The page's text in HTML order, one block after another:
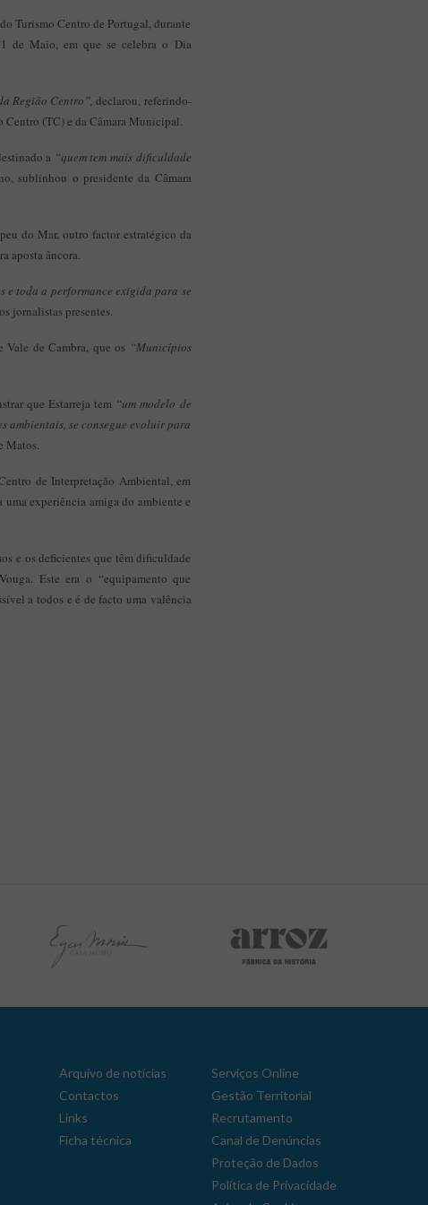
Museu Fábrica da História – Arroz
Turismo Centro de Portugal, durante
de Maio, em que se celebra o Dia
Região Centro”, declarou, referindo-
(TC) e da Câmara Municipal.
a “quem tem mais dificuldade
sublinhou o presidente da Câmara
do Mar, outro factor estratégico da
aposta âncora.
e toda a performance exigida para se
jornalistas presentes.
Vale de Cambra, que os “Municípios
que Estarreja tem “um modelo de
ambientais, se consegue evoluir para
Matos.
de Interpretação Ambiental, em
experiência amiga do ambiente e
e os deficientes que têm dificuldade
Este era o “equipamento que
a todos e é de facto uma valência
Arquivo de notícias
Contactos
Links
Ficha técnica
Serviços Online
Gestão Territorial
Recrutamento
Canal de Denúncias
Proteção de Dados
Política de Privacidade